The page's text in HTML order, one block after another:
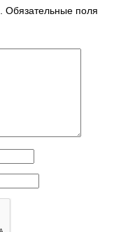
Обязательные поля